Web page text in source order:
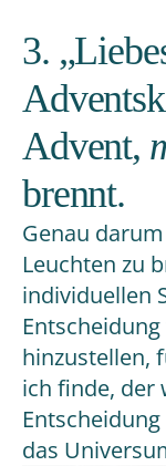
3.
Advent,
brennt.
Genau
Leuchten zu
individuellen
hinzustellen,
ich finde, der
das